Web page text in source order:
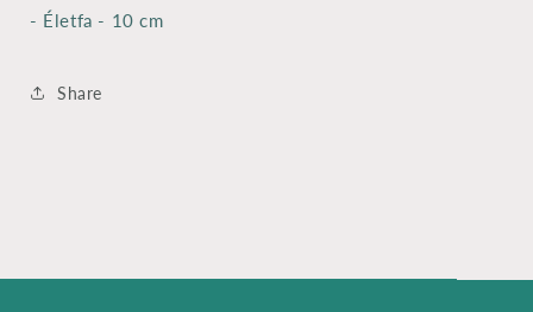
- Életfa - 10 cm
Share